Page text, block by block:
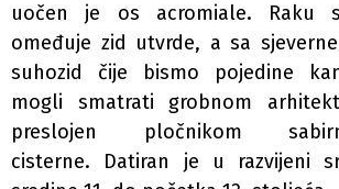
uočen je os acromiale. Raku
omeđuje zid utvrde, a sa
suhozid čije bismo pojedine
mogli smatrati grobnom
preslojen pločnikom
cisterne. Datiran je u razvijeni